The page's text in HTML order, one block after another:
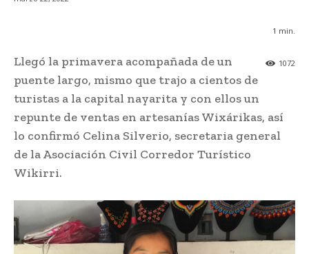
1 min.
1072
Llegó la primavera acompañada de un
puente largo, mismo que trajo a cientos de
turistas a la capital nayarita y con ellos un
repunte de ventas en artesanías Wixárikas, así
lo confirmó Celina Silverio, secretaria general
de la Asociación Civil Corredor Turístico
Wikirri.